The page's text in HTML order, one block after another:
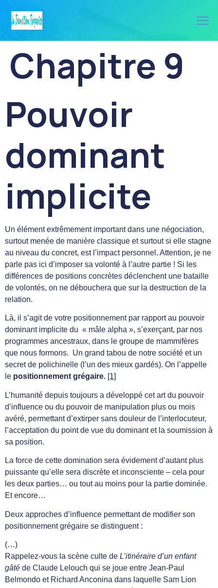
Chapitre 9
Pouvoir
dominant
implicite
Un élément extrêmement important dans une négociation,
surtout menée de manière classique et surtout si elle stagne
au niveau du concret, est l’impact personnel. Attention, je ne
parle pas ici d’imposer sa volonté à l’autre partie ! Si les
différences de positions concrètes déclenchent une bataille
de volontés, on ne débouchera que sur la destruction de la
relation.
Là, il s’agit de votre positionnement par rapport au pouvoir
dominant implicite du « mâle alpha », s’exerçant, par nos
programmes ancestraux, dans le groupe de mammifères
que nous formons. Un grand tabou de notre société et un
secret de polichinelle (l’un des mieux gardés). On l’appelle
le positionnement grégaire. [1]
L’humanité depuis toujours a développé cet art du pouvoir
d’influence ou du pouvoir de manipulation plus ou mois
avéré, permettant d’extirper sans douleur de l’interlocuteur,
l’acceptation du point de vue du dominant et la soumission à
sa position.
La force de cette domination sera évidement d’autant plus
puissante qu’elle sera discrète et inconsciente – cela pour
les deux parties… ou tout au moins pour la partie dominée.
Et encore…
Deux approches d’influence permettant de modifier son
positionnement grégaire se distinguent :
(…)
Rappelez-vous la scène culte de L’itinéraire d’un enfant
gâté de Claude Lelouch qui se joue entre Jean-Paul
Belmondo et Richard Anconina dans laquelle Sam Lion